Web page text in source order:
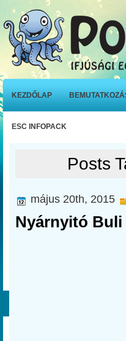
KEZDŐLAP
ESC INFOPACK
Posts
május 20th, 2015
Nyárnyitó Buli